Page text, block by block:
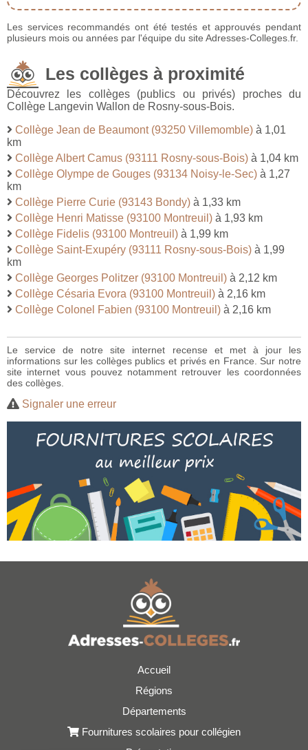
Les services recommandés ont été testés et approuvés pendant
plusieurs mois ou années par l'équipe du site Adresses-Colleges.fr.
Les collèges à proximité
Découvrez les collèges (publics ou privés) proches du
Collège Langevin Wallon de Rosny-sous-Bois.
Collège Jean de Beaumont (93250 Villemomble) à 1,01
km
Collège Albert Camus (93111 Rosny-sous-Bois) à 1,04 km
Collège Olympe de Gouges (93134 Noisy-le-Sec) à 1,27
km
Collège Pierre Curie (93143 Bondy) à 1,33 km
Collège Henri Matisse (93100 Montreuil) à 1,93 km
Collège Fidelis (93100 Montreuil) à 1,99 km
Collège Saint-Exupéry (93111 Rosny-sous-Bois) à 1,99
km
Collège Georges Politzer (93100 Montreuil) à 2,12 km
Collège Césaria Evora (93100 Montreuil) à 2,16 km
Collège Colonel Fabien (93100 Montreuil) à 2,16 km
Le service de notre site internet recense et met à jour les
informations sur les collèges publics et privés en France. Sur notre
site internet vous pouvez notamment retrouver les coordonnées
des collèges.
Signaler une erreur
Accueil
Régions
Départements
Fournitures scolaires pour collégien